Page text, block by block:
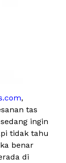
,
tas
ingin
tidak tahu
benar
di